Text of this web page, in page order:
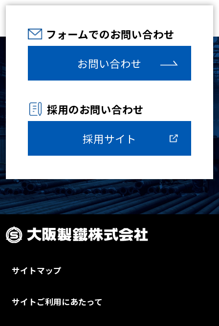
フォームでのお問い合わせ
お問い合わせ
採用のお問い合わせ
採用サイト
サイトマップ
サイトご利用にあたって